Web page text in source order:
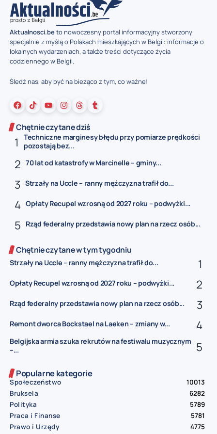
Aktualnosci.beto nowoczesny portal informacyjny stworzony
specjalnie z myślą o Polakach mieszkających w Belgii: informacje o
lokalnych wydarzeniach, a także treści dotyczące życia
codziennego w Belgii.
Śledź nas, aby być na bieżąco z tym, co ważne!
Chętnie czytane dziś
Techniczne marginesy błędu przy pomiarze prędkości
pozostają bez...
70 lat od katastrofy w Marcinelle – gminy...
Strzały na Uccle – ranny mężczyzna trafił do...
Opłaty Recupel wzrosną od 2027 roku – podwyżki...
Rząd federalny przedstawia nowy plan na rzecz osób...
Chętnie czytane w tym tygodniu
Strzały na Uccle – ranny mężczyzna trafił do...
Opłaty Recupel wzrosną od 2027 roku – podwyżki...
Rząd federalny przedstawia nowy plan na rzecz osób...
Remont dworca Bockstael na Laeken – zmiany w...
Belgijska armia szuka rekrutów na festiwalu muzycznym
–...
Popularne kategorie
Społeczeństwo
10013
Bruksela
6282
Polityka
5789
Praca i Finanse
5781
Prawo i Urzędy
4775